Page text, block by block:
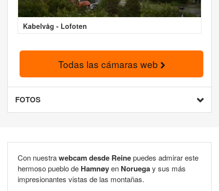
Kabelvåg - Lofoten
Todas las cámaras web
FOTOS
Con nuestrawebcam desde Reinepuedes admirar este
hermoso pueblo de Hamnøyen Noruegay sus más
impresionantes vistas de las montañas.